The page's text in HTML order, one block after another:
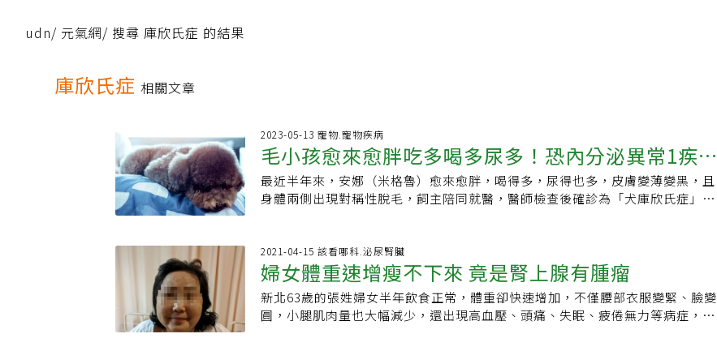
udn/ 元氣網/ 搜尋 庫欣氏症 的結果
庫欣氏症 相關文章
2023-05-13 寵物.寵物疾病
毛小孩愈來愈胖吃多喝多尿多！恐內分泌異常1疾病
惹禍，任何品種、體型、年齡都可能罹患
最近半年來，安娜（米格魯）愈來愈胖，喝得多，尿得也多，皮膚變薄變黑，且
身體兩側出現對稱性脫毛，飼主陪同就醫，醫師檢查後確診為「犬庫欣氏症」，
庫欣氏症」，一般好發於7至12歲的中老年犬，且較容易出現在約克夏、紅貴賓、
臘腸犬、米格魯等品種。「庫欣氏症」係從人類醫學延用過來，也就是「腎上腺
功能亢進」，「腎上腺」位在腎臟上方兩顆左右對稱的內分泌腺體，體積很小，
但負責分泌身體多種內分泌激素，而所謂的腎上腺功能亢進，為腎上腺皮質分泌
過多的「可體松」。致病原因為老化或是罹患心血管疾病、慢性疾病所引起的原
2021-04-15 該看哪科.泌尿腎臟
婦女體重速增瘦不下來 竟是腎上腺有腫瘤
新北63歲的張姓婦女半年飲食正常，體重卻快速增加，不僅腰部衣服變緊、臉變
圓，小腿肌肉量也大幅減少，還出現高血壓、頭痛、失眠、疲倦無力等病症，經